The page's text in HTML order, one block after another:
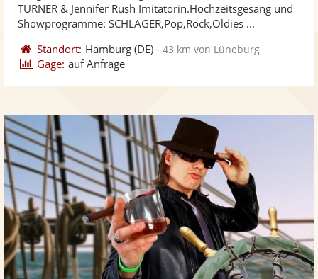
TURNER & Jennifer Rush Imitatorin.Hochzeitsgesang und
Showprogramme: SCHLAGER,Pop,Rock,Oldies ...
Standort: Hamburg (DE) -43 km von Lüneburg
Gage: auf Anfrage